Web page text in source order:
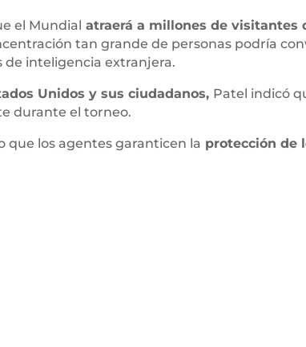
el Mundial atraerá a millones de visitantes
tan grande de personas podría
de inteligencia extranjera.
Unidos y sus ciudadanos, Patel indicó
durante el torneo.
que los agentes garanticen la protección de